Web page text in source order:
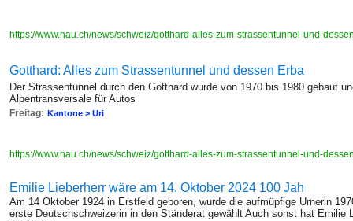
https://www.nau.ch/news/schweiz/gotthard-alles-zum-strassentunnel-und-
Gotthard: Alles zum Strassentunnel und dessen Erba
Der Strassentunnel durch den Gotthard wurde von 1970 bis 1980 gebaut
Alpentransversale für Autos
Freitag: Kantone > Uri
https://www.nau.ch/news/schweiz/gotthard-alles-zum-strassentunnel-und-
Emilie Lieberherr wäre am 14. Oktober 2024 100 Jah
Am 14 Oktober 1924 in Erstfeld geboren, wurde die aufmüpfige Urnerin
erste Deutschschweizerin in den Ständerat gewählt Auch sonst hat Emilie